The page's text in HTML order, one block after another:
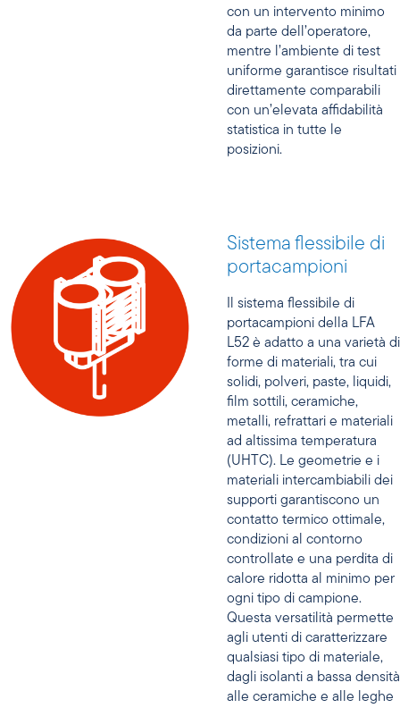
con un intervento minimo
da parte dell’operatore,
mentre l’ambiente di test
uniforme garantisce risultati
direttamente comparabili
con un’elevata affidabilità
statistica in tutte le
posizioni.
Sistema flessibile di
portacampioni
Il sistema flessibile di
portacampioni della LFA
L52 è adatto a una varietà di
forme di materiali, tra cui
solidi, polveri, paste, liquidi,
film sottili, ceramiche,
metalli, refrattari e materiali
ad altissima temperatura
(UHTC). Le geometrie e i
materiali intercambiabili dei
supporti garantiscono un
contatto termico ottimale,
condizioni al contorno
controllate e una perdita di
calore ridotta al minimo per
ogni tipo di campione.
Questa versatilità permette
agli utenti di caratterizzare
qualsiasi tipo di materiale,
dagli isolanti a bassa densità
alle ceramiche e alle leghe